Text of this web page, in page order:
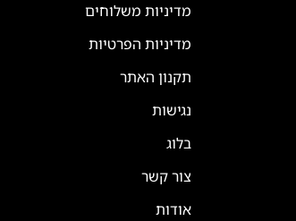
מדיניות משלוחים
מדיניות הפרטיות
תקנון האתר
נגישות
בלוג
צור קשר
אודות